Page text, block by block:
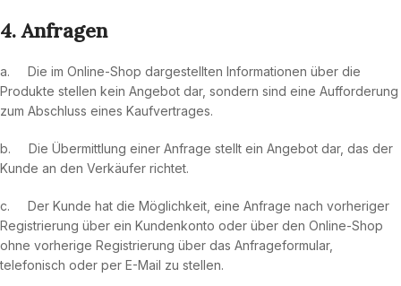
4. Anfragen
a. Die im Online-Shop dargestellten Informationen über die
Produkte stellen kein Angebot dar, sondern sind eine Aufforderung
zum Abschluss eines Kaufvertrages.
b. Die Übermittlung einer Anfrage stellt ein Angebot dar, das der
Kunde an den Verkäufer richtet.
c. Der Kunde hat die Möglichkeit, eine Anfrage nach vorheriger
Registrierung über ein Kundenkonto oder über den Online-Shop
ohne vorherige Registrierung über das Anfrageformular,
telefonisch oder per E-Mail zu stellen.